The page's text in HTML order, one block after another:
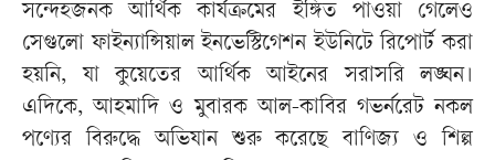
সন্দেহজনক আর্থিক কার্যক্রমের ইঙ্গিত পাওয়া গেলেও
সেগুলো ফাইন্যান্সিয়াল ইনভেস্টিগেশন ইউনিটে রিপোর্ট করা
হয়নি, যা কুয়েতের আর্থিক আইনের সরাসরি লঙ্ঘন।
এদিকে, আহমাদি ও মুবারক আল-কাবির গভর্নরেট নকল
পণ্যের বিরুদ্ধে অভিযান শুরু করেছে বাণিজ্য ও শিল্প